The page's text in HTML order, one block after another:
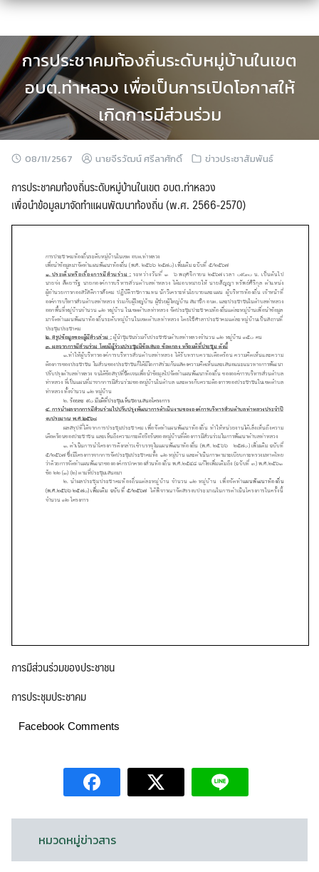
Skip
content
การประชาคมท้องถิ่นระดับหมู่บ้านในเขต
อบต.ท่าหลวง เพื่อเป็นการเปิดโอกาสให้
เกิดการมีส่วนร่วม
08/11/2567 นายจีรวัฒน์ ศรีลาศักดิ์ ข่าวประชาสัมพันธ์
การประชาคมท้องถิ่นระดับหมู่บ้านในเขต อบต.ท่าหลวง
เพื่อนำข้อมูลมาจัดทำแผนพัฒนาท้องถิ่น (พ.ศ. 2566-2570)
การมีส่วนร่วมของประชาชน
การประชุมประชาคม
Facebook Comments
หมวดหมู่ข่าวสาร